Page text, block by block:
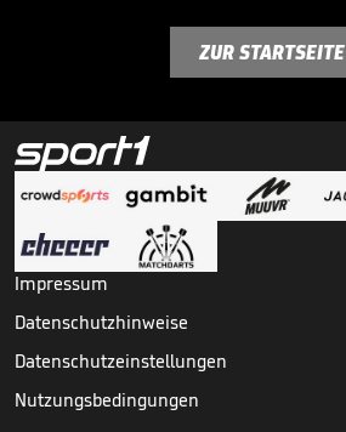
ZUR STARTSEITE
Impressum
Datenschutzhinweise
Datenschutzeinstellungen
Nutzungsbedingungen